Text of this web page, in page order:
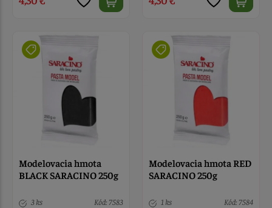
Modelovacia hmota
BLACK SARACINO 250g
3 ks Kód: 7583
Modelovacia hmota RED
SARACINO 250g
1 ks Kód: 7584